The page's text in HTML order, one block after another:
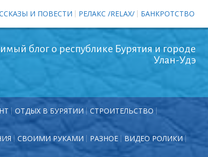
И ПОВЕСТИ РЕЛАКС /RELAX/ БАНКРОТСТВО
блог о республике Бурятия и городе
Улан-Удэ
ОТДЫХ В БУРЯТИИ СТРОИТЕЛЬСТВО
СВОИМИ РУКАМИ РАЗНОЕ ВИДЕО РОЛИКИ